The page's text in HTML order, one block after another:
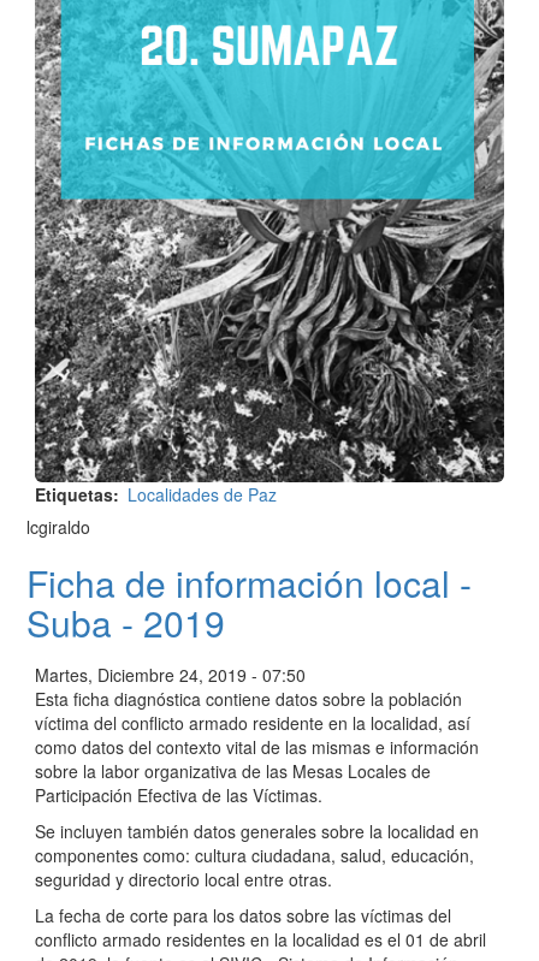
Etiquetas
Localidades de Paz
lcgiraldo
Ficha de información local -
Suba - 2019
Martes, Diciembre 24, 2019 - 07:50
Esta ficha diagnóstica contiene datos sobre la población
víctima del conflicto armado residente en la localidad, así
como datos del contexto vital de las mismas e información
sobre la labor organizativa de las Mesas Locales de
Participación Efectiva de las Víctimas.
Se incluyen también datos generales sobre la localidad en
componentes como: cultura ciudadana, salud, educación,
seguridad y directorio local entre otras.
La fecha de corte para los datos sobre las víctimas del
conflicto armado residentes en la localidad es el 01 de abril